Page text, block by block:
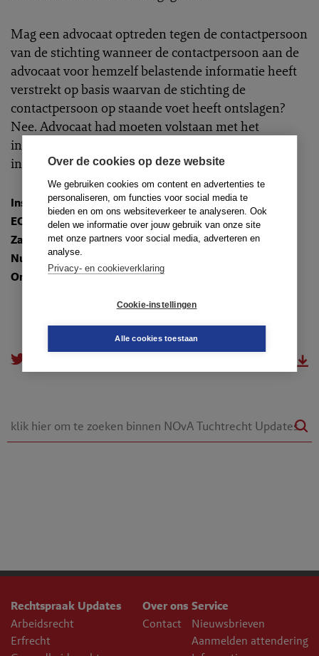
Over de cookies op deze website
We gebruiken cookies om content en advertenties te
personaliseren, om functies voor social media te
bieden en om ons websiteverkeer te analyseren. Ook
delen we informatie over jouw gebruik van onze site
met onze partners voor social media, adverteren en
analyse.
Privacy- en cookieverklaring
Cookie-instellingen
Alle cookies toestaan
Mag een advocaat optreden tegen de contactpersoon
van de stichting wanneer de contactpersoon aan de
advocaat voor hemzelf belastende informatie heeft
verstrekt op basis waarvan de stichting de
contactpersoon op staande voet heeft ontslagen?
Nee. Advocaat had moeten volstaan met het
inlichten van het bestuur en het niet verder
inhoudelijk adviseren of optreden. Klacht gegrond.
Instantie:Raad van Discipline Amsterdam
ECLI
ECLI:NL:TADRAMS:2009:YA0725
Zaaknummer: 08-267 A
Nummer: TR-2009-0407
Onderwerpen:2.1.4. Communicatie en informatieplicht
Rechtspraak Updates
Arbeidsrecht
Erfrecht
Over ons
Contact
Service
Nieuwsbrieven
Aanmelden attendering